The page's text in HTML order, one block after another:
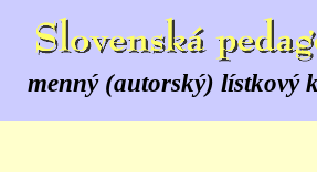
menný (autorský) lístkový